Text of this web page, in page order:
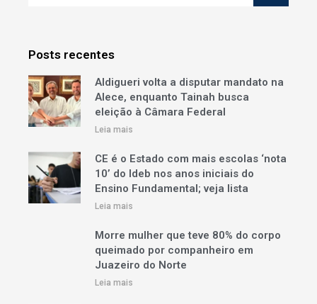
Posts recentes
Aldigueri volta a disputar mandato na
Alece, enquanto Tainah busca
eleição à Câmara Federal
Leia mais
CE é o Estado com mais escolas ‘nota
10’ do Ideb nos anos iniciais do
Ensino Fundamental; veja lista
Leia mais
Morre mulher que teve 80% do corpo
queimado por companheiro em
Juazeiro do Norte
Leia mais